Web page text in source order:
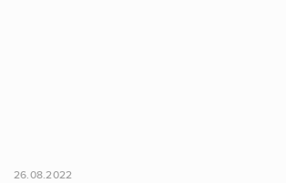
26.08.2022